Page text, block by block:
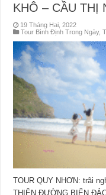
KHÔ – CẦU THỊ
19 Tháng Hai, 2022
Tour Bình Định Trong Ngày,
TOUR QUY NHƠN: trãi
THIÊN ĐƯỜNG BIỂN